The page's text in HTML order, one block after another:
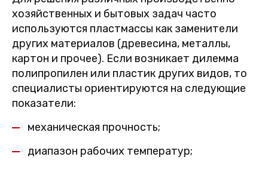
хозяйственных и бытовых задач часто
используются пластмассы как заменители
других материалов (древесина, металлы,
картон и прочее). Если возникает дилемма
полипропилен или пластик других видов, то
специалисты ориентируются на следующие
показатели:
механическая прочность;
диапазон рабочих температур;